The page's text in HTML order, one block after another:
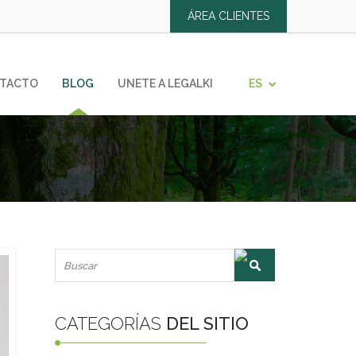
ÁREA CLIENTES
ES
2ª OPORTUNIDAD
BLOG UNETE A LEGALKI
CATEGORÍAS DEL SITIO